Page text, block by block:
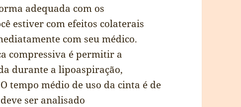
adequada com os
estiver com efeitos colaterais
com seu médico.
compressiva é permitir a
durante a lipoaspiração,
tempo médio de uso da cinta é de
ser analisado